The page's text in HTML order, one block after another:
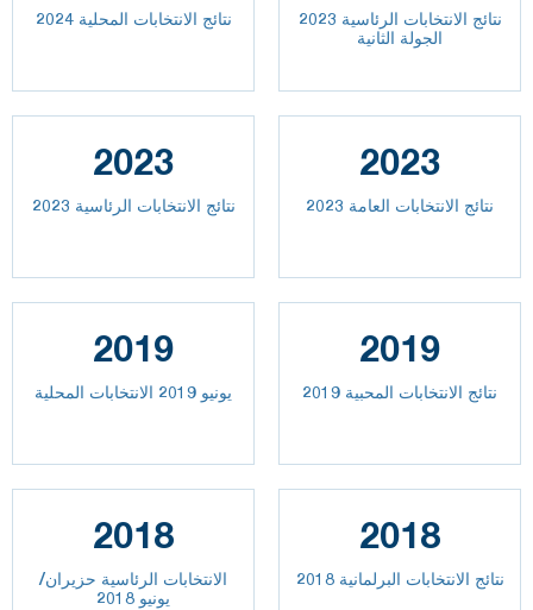
نتائج الانتخابات المحلية 2024
نتائج الانتخابات الرئاسية 2023
الجولة الثانية
2023
نتائج الانتخابات الرئاسية 2023
2023
2023 نتائج الانتخابات العامة
2019
يونيو 2019 الانتخابات المحلية
2019
نتائج الانتخابات المحبية 2019
2018
الانتخابات الرئاسية حزيران/
يونيو 2018
2018
نتائج الانتخابات البرلمانية 2018